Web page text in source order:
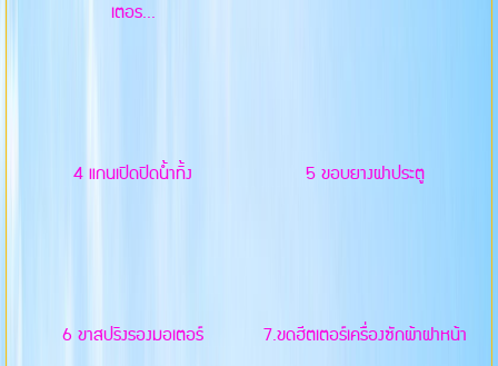
เตอร...
4 แกนเปิดปิดน้ำทิ้ง 5 ขอบยางฝาประตู
6 ขาสปริงรองมอเตอร์ 7.ขดฮีตเตอร์เครื่องซักผ้าฝาหน้า